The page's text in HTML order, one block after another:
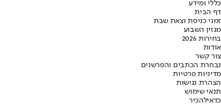
כללי ומידע
דף הבית
זמני כניסת וצאת שבת
מגזין השבוע
בחירות 2026
אודות
צור קשר
נבחרת הכתבים והפרשנים
מדיניות פרטיות
הצהרת נגישות
תנאי שימוש
כדאילהכיר